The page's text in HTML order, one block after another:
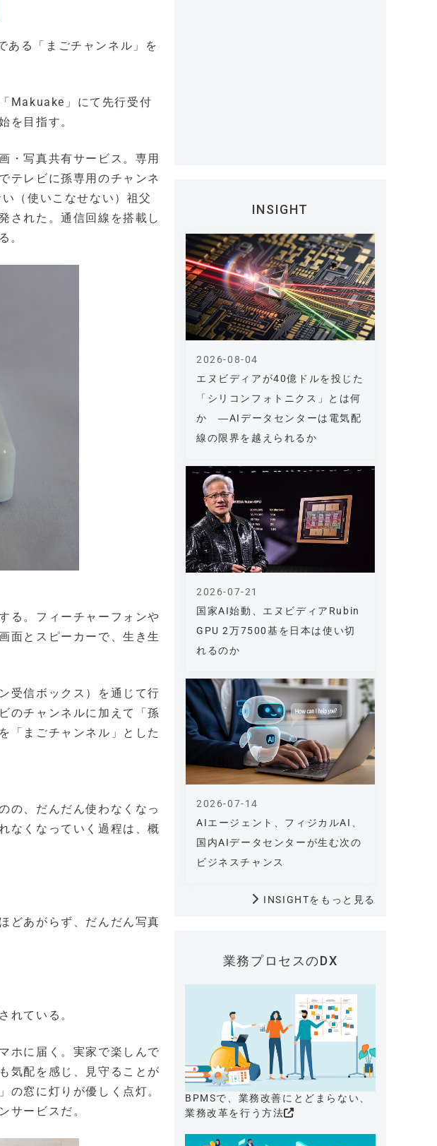
ある「まごチャンネル」を
Makuake」にて先行受付
を目指す。
・写真共有サービス。専用
テレビに孫専用のチャンネ
（使いこなせない）祖父
された。通信回線を搭載し
。
る。フィーチャーフォンや
面とスピーカーで、生き生
受信ボックス）を通じて行
のチャンネルに加えて「孫
「まごチャンネル」とした
の、だんだん使わなくなっ
なくなっていく過程は、概
どあがらず、だんだん写真
れている。
ホに届く。実家で楽しんで
気配を感じ、見守ることが
の窓に灯りが優しく点灯。
サービスだ。
INSIGHT
エヌビディアが40億ドルを投じた
「シリコンフォトニクス」とは何
か ―AIデータセンターは電気配
線の限界を越えられるか
2026-08-04
国家AI始動、エヌビディアRubin
GPU 2万7500基を日本は使い切
れるのか
2026-07-21
AIエージェント、フィジカルAI、
国内AIデータセンターが生む次の
ビジネスチャンス
2026-07-14
INSIGHTをもっと見る
業務プロセスのDX
BPMSで、業務改善にとどまらない、
業務改革を行う方法